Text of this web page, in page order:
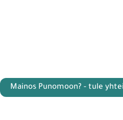
Mainos Punomoon? - tule